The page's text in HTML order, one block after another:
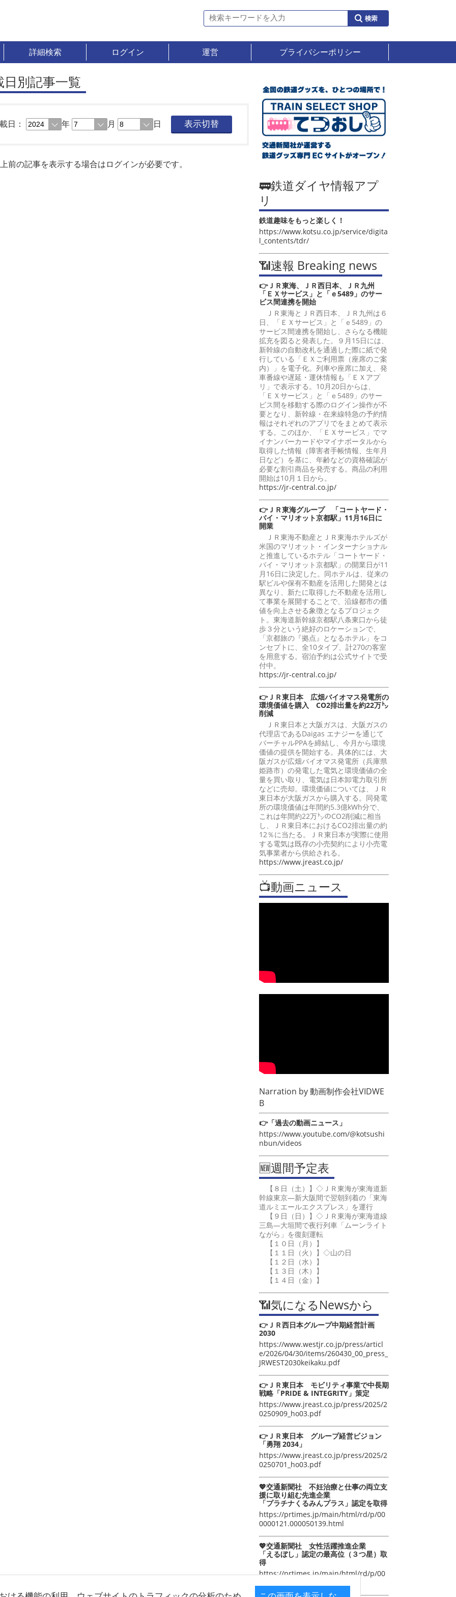
詳細検索 ログイン 運営 プライバシーポリシー
日別記事一覧
日： 年 月 日 表示切替
前の記事を表示する場合はログインが必要です。
🚃鉄道ダイヤ情報アプ
リ
鉄道趣味をもっと楽しく！
https://www.kotsu.co.jp/service/digita
l_contents/tdr/
📶速報 Breaking news
👉ＪＲ東海、ＪＲ西日本、ＪＲ九州
「ＥＸサービス」と「ｅ5489」のサー
ビス間連携を開始
ＪＲ東海とＪＲ西日本、ＪＲ九州は６
日、「ＥＸサービス」と「ｅ5489」の
サービス間連携を開始し、さらなる機能
拡充を図ると発表した。９月15日には、
新幹線の自動改札を通過した際に紙で発
行している「ＥＸご利用票（座席のご案
内）」を電子化。列車や座席に加え、発
車番線や遅延・運休情報も「ＥＸアプ
リ」で表示する。10月20日からは、
「ＥＸサービス」と「ｅ5489」のサー
ビス間を移動する際のログイン操作が不
要となり、新幹線・在来線特急の予約情
報はそれぞれのアプリでをまとめて表示
する。このほか、「ＥＸサービス」でマ
イナンバーカードやマイナポータルから
取得した情報（障害者手帳情報、生年月
日など）を基に、年齢などの資格確認が
必要な割引商品を発売する。商品の利用
開始は10月１日から。
https://jr-central.co.jp/
👉ＪＲ東海グループ 「コートヤード・
バイ・マリオット京都駅」11月16日に
開業
ＪＲ東海不動産とＪＲ東海ホテルズが
米国のマリオット・インターナショナル
と推進しているホテル「コートヤード・
バイ・マリオット京都駅」の開業日が11
月16日に決定した。同ホテルは、従来の
駅ビルや保有不動産を活用した開発とは
異なり、新たに取得した不動産を活用し
て事業を展開することで、沿線都市の価
値を向上させる象徴となるプロジェク
ト。東海道新幹線京都駅八条東口から徒
歩３分という絶好のロケーションで、
「京都旅の『拠点』となるホテル」をコ
ンセプトに、全10タイプ、計270の客室
を用意する。宿泊予約は公式サイトで受
付中。
https://jr-central.co.jp/
👉ＪＲ東日本 広畑バイオマス発電所の
環境価値を購入 CO2排出量を約22万㌧
削減
ＪＲ東日本と大阪ガスは、大阪ガスの
代理店であるDaigas エナジーを通じて
バーチャルPPAを締結し、今月から環境
価値の提供を開始する。具体的には、大
阪ガスが広畑バイオマス発電所（兵庫県
姫路市）の発電した電気と環境価値の全
量を買い取り、電気は日本卸電力取引所
などに売却。環境価値については、ＪＲ
東日本が大阪ガスから購入する。同発電
所の環境価値は年間約5.3億kWh分で、
これは年間約22万㌧のCO2削減に相当
し、ＪＲ東日本におけるCO2排出量の約
12％に当たる。ＪＲ東日本が実際に使用
する電気は既存の小売契約により小売電
気事業者から供給される。
https://www.jreast.co.jp/
📺動画ニュース
Narration by動画制作会社VIDWE
B
👉「過去の動画ニュース」
https://www.youtube.com/@kotsushi
nbun/videos
🆕週間予定表
【８日（土）】◇ＪＲ東海が東海道新
幹線東京―新大阪間で翌朝到着の「東海
道ルミエールエクスプレス」を運行
【９日（日）】◇ＪＲ東海が東海道線
三島―大垣間で夜行列車「ムーンライト
ながら」を復刻運転
【１０日（月）】
【１１日（火）】◇山の日
【１２日（水）】
【１３日（木）】
【１４日（金）】
📶気になるNewsから
👉ＪＲ西日本グループ中期経営計画
2030
https://www.westjr.co.jp/press/articl
e/2026/04/30/items/260430_00_press_
JRWEST2030keikaku.pdf
👉ＪＲ東日本 モビリティ事業で中長期
戦略「PRIDE & INTEGRITY」策定
https://www.jreast.co.jp/press/2025/2
0250909_ho03.pdf
👉ＪＲ東日本 グループ経営ビジョン
「勇翔 2034」
https://www.jreast.co.jp/press/2025/2
0250701_ho03.pdf
💖交通新聞社 不妊治療と仕事の両立支
援に取り組む先進企業
「プラチナくるみんプラス」認定を取得
https://prtimes.jp/main/html/rd/p/00
0000121.000050139.html
💖交通新聞社 女性活躍推進企業
「えるぼし」認定の最高位（３つ星）取
得
https://prtimes.jp/main/html/rd/p/00